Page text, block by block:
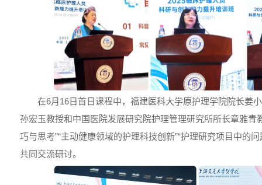
在6月16日首日课程中，福建医科大学原护理学院院长姜
孙宏玉教授和中国医院发展研究院护理管理研究所所长章雅青
巧与思考”“主动健康领域的护理科技创新”“护理研究项目中的
共同交流研讨。